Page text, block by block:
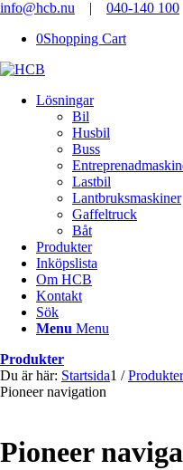
info@hcb.nu | 040-140 100
0Shopping Cart
Lösningar
Bil
Husbil
Buss
Lastbil
Lantbruksmaskiner
Gaffeltruck
Båt
Produkter
Inköpslista
Om HCB
Kontakt
Sök
Menu Menu
Produkter
Du är här: Startsida1 / Produkter
Pioneer navigation
Pioneer